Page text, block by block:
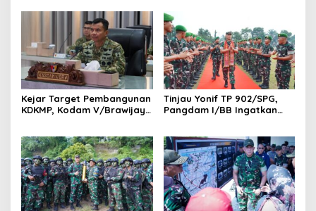
Perbatasan RI-PNG
Kejar Target Pembangunan
KDKMP, Kodam V/Brawijaya
Tinjau Yonif TP 902/SPG,
Pangdam I/BB Ingatkan